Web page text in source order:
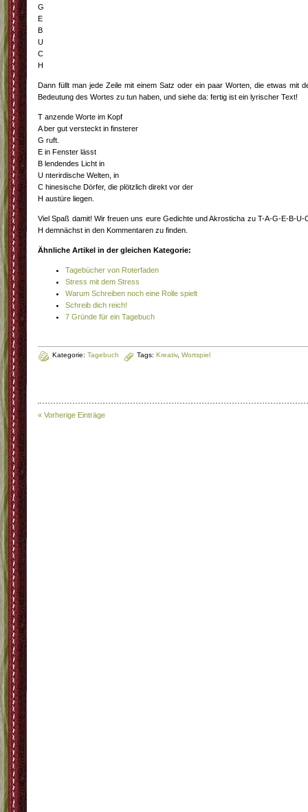
G
E
B
U
C
H
Dann füllt man jede Zeile mit einem Satz oder ein paar Worten, die etwas mit
Bedeutung des Wortes zu tun haben, und siehe da: fertig ist ein lyrischer Text!
T anzende Worte im Kopf
A ber gut versteckt in finsterer
G ruft.
E in Fenster lässt
B lendendes Licht in
U nterirdische Welten, in
C hinesische Dörfer, die plötzlich direkt vor der
H austüre liegen.
Viel Spaß damit! Wir freuen uns eure Gedichte und Akrosticha zu T-A-G-E-B-U-
H demnächst in den Kommentaren zu finden.
Ähnliche Artikel in der gleichen Kategorie:
Tagebücher von Roterfaden
Stress mit dem Stress
Warum Schreiben noch eine Rolle spielt
Schreib dich reich!
7 Gründe für ein Tagebuch
Kategorie: Tagebuch Tags: Kreativ, Wortspiel
« Vorherige Einträge